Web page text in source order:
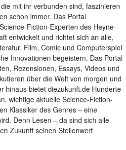
mit ihr verbunden sind, faszinieren
schon immer. Das Portal
Fiction-Experten des Heyne-
entwickelt und richtet sich an alle,
Film, Comic und Computerspiel
Innovationen begeistern. Das Portal
Rezensionen, Essays, Videos und
über die Welt von morgen und
hinaus bietet diezukunft.de Hunderte
wichtige aktuelle Science-Fiction-
Klassiker des Genres – eine
Denn Lesen – da sind sich alle
Zukunft seinen Stellenwert